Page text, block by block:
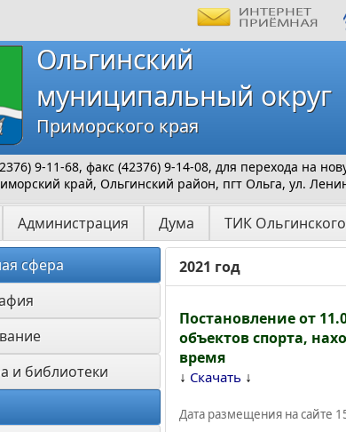
Ольгинский
муниципальный округ
Приморского края
9-11-68, факс (42376) 9-14-08, для перехода на
край, Ольгинский район, пгт Ольга, ул.
Администрация Дума ТИК
сфера
и библиотеки
2021 год
Постановление от
объектов спорта,
время
↓ Скачать ↓
Дата размещения на сайте